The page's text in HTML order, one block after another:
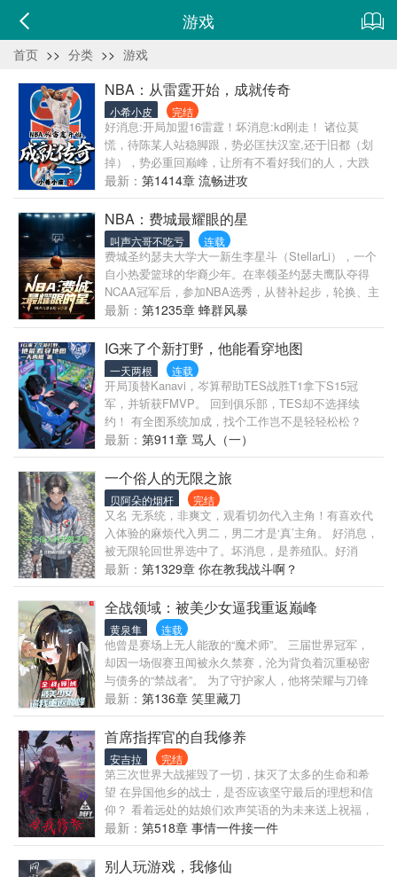
游戏
首页 >> 分类 >> 游戏
NBA：从雷霆开始，成就传奇
小希小皮 完结
好消息:开局加盟16雷霆！坏消息:kd刚走！ 诸位莫
慌，待陈某人站稳脚跟，势必匡扶汉室,还于旧都（划
掉），势必重回巅峰，让所有不看好我们的人，大跌
眼镜！ 简介无力，进来看看吧
最新： 第1414章 流畅进攻
NBA：费城最耀眼的星
叫声六哥不吃亏 连载
费城圣约瑟夫大学大一新生李星斗（StellarLi），一个
自小热爱篮球的华裔少年。在率领圣约瑟夫鹰队夺得
NCAA冠军后，参加NBA选秀，从替补起步，轮换、主
力、核心......且看少年从一个NBA新人菜鸟，到艾弗
森圆梦总冠军时身边的完美辅助，再到以领袖身份建
立王朝，成就一人一城的球队传奇！ 若干年后，NBA
名人堂典礼上，李星斗的引荐人，76人传奇球星阿伦·
艾弗森（AllenIverson）幽默地引用了里基·戴维斯
（RickyDavis）的名言：“当初球队选Stellar，我以为
是来辅助我的......” “哈哈......哈哈......”艾弗森恰到好处
地停顿，现场笑声一片！！！ “谁知，他却成了费城最
耀眼的星！” 全场掌声雷动！ 李星斗看着台上耍宝的
艾弗森：“哎，老大......低调！”
最新： 第1235章 蜂群风暴
IG来了个新打野，他能看穿地图
一天两根 连载
开局顶替Kanavi，岑算帮助TES战胜T1拿下S15冠
军，并斩获FMVP。 回到俱乐部，TES却不选择续
约！ 有全图系统加成，找个工作岂不是轻轻松松？
RNG发来邀约，递上一份顶薪合同。 岑算签字，却发
现被卡合同。 绝望之际，JackeyLove来帮忙。 还清
违约费，介绍岑算去IG。 邀请Uzi复出，叫上昔日好友
辅助，和TheShy、Rookie组成新全神班。 敌方打
野：“上路等我，我两级抓上，抓爆TheShy。” 岑
算：“对方要抓上了！Shy哥赶紧跑。” TheShy：“哦！
尼在嗦森魔？” FirstBlood...... 敌方打野：“下路等我，
我马上来。” 岑算：“乌兹小心，别人来抓你了。”
Uzi：“辅助别跑，打他们三个！” DoubleKil......
最新： 第911章 骂人（一）
一个俗人的无限之旅
贝阿朵的烟杆 完结
又名 无系统，非爽文，观看切勿代入主角！有喜欢代
入体验的麻烦代入男二，男二才是‘真’主角。 好消息，
被无限轮回世界选中了。坏消息，是养殖队。好消
息，队友都很给力，坏消息，自己菜的抠脚。为了活
下去，墙头草，二五仔，骑墙派，怎么都行。主打一
个‘既然不能死的轰轰烈烈那就活的窝窝囊囊’ 不同于其
他主角，本作主角主是‘真小人，假君子’，俗不可耐，
专业狗腿，为赢不择手段，狐假虎威，精致利己主
义，说一套做一套，道德，底线，节操，均可以商
量。
最新： 第1329章 你在教我战斗啊？
全战领域：被美少女逼我重返巅峰
黄泉隼 连载
他曾是赛场上无人能敌的“魔术师”。 三届世界冠军，
却因一场假赛丑闻被永久禁赛，沦为背负着沉重秘密
与债务的“禁战者”。 为了守护家人，他将荣耀与刀锋
一同尘封。 在破败的改装店里对生活低头，用金钱和
冷漠筑起高墙。 直到一天，一位固执而天真的少女闯
入他的世界，她像一团不会熄灭的火，用最直接的方
式挑战着他最现实的防线。 “和我比一场！” 当昔日的
战刃被重新拍在柜台，当被遗忘的热血试图再次沸
腾，这位堕落的天才，这一次是为生存而战，还是为
那被埋葬的真相与荣光而战？
最新： 第136章 笑里藏刀
首席指挥官的自我修养
安吉拉 完结
第三次世界大战摧毁了一切，抹灭了太多的生命和希
望 在异国他乡的战士，是否应该坚守最后的理想和信
仰？ 看着远处的姑娘们欢声笑语的为未来送上祝福，
战士心底里的一丝犹豫被彻底的抛开 或许死亡永远无
法避免，但心中的希望和信仰，绝不应该抹灭 （少钱
老玩家非常不爽二代的东西，直接愤然提笔）
最新： 第518章 事情一件接一件
别人玩游戏，我修仙